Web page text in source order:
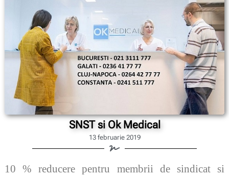
SNST si Ok Medical
13 februarie 2019
10 % reducere pentru membrii de sindicat si